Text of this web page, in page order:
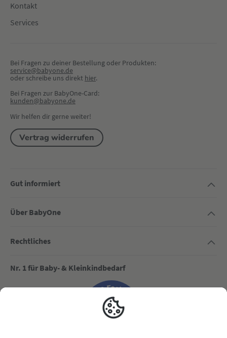
Kontakt
Services
Bei Fragen zu deiner Bestellung oder Produkten:
service@babyone.de
oder schreibe uns direkt hier.
Bei Fragen zur BabyOne-Card:
kunden@babyone.de
Wir helfen dir gerne weiter!
Vertrag widerrufen
Gut informiert
Über BabyOne
Rechtliches
Nr. 1 für Baby- & Kleinkindbedarf